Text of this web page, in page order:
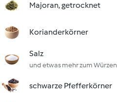
Majoran, getrocknet
Korianderkörner
Salz
und etwas mehr zum Würzen
schwarze Pfefferkörner